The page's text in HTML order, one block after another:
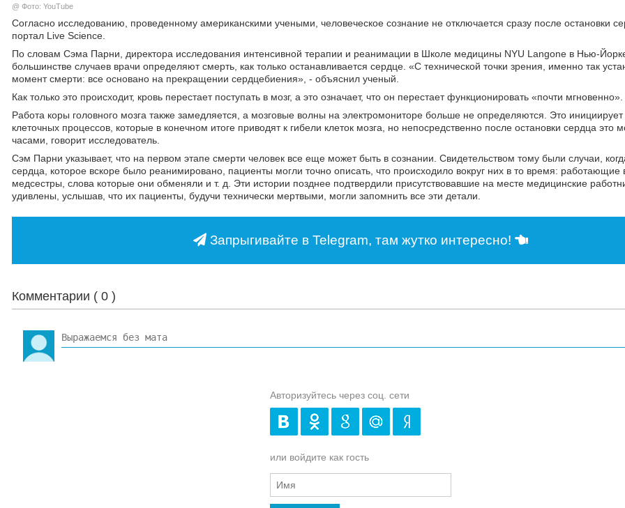
@ Фото: YouTube
Согласно исследованию, проведенному американскими учеными, человеческое сознание не отключается сразу после остановки
портал Live Science.
По словам Сэма Парни, директора исследования интенсивной терапии и реанимации в Школе медицины NYU Langone в Нью-
большинстве случаев врачи определяют смерть, как только останавливается сердце. «С технической точки зрения, именно так
момент смерти: все основано на прекращении сердцебиения», - объяснил ученый.
Как только это происходит, кровь перестает поступать в мозг, а это означает, что он перестает функционировать «почти мгновенно».
Работа коры головного мозга также замедляется, а мозговые волны на электромониторе больше не определяются. Это
клеточных процессов, которые в конечном итоге приводят к гибели клеток мозга, но непосредственно после остановки сердца это
часами, говорит исследователь.
Сэм Парни указывает, что на первом этапе смерти человек все еще может быть в сознании. Свидетельством тому были случаи,
сердца, которое вскоре было реанимировано, пациенты могли точно описать, что происходило вокруг них в то время: работающие
медсестры, слова которые они обменяли и т. д. Эти истории позднее подтвердили присутствовавшие на месте медицинские
удивлены, услышав, что их пациенты, будучи технически мертвыми, могли запомнить все эти детали.
Запрыгивайте в Telegram, там жутко интересно!
Комментарии ( 0 )
Авторизуйтесь через соц. сети
или войдите как гость